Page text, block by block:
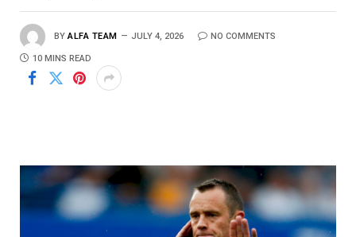
BY ALFA TEAM JULY 4, 2026 NO COMMENTS
10 MINS READ